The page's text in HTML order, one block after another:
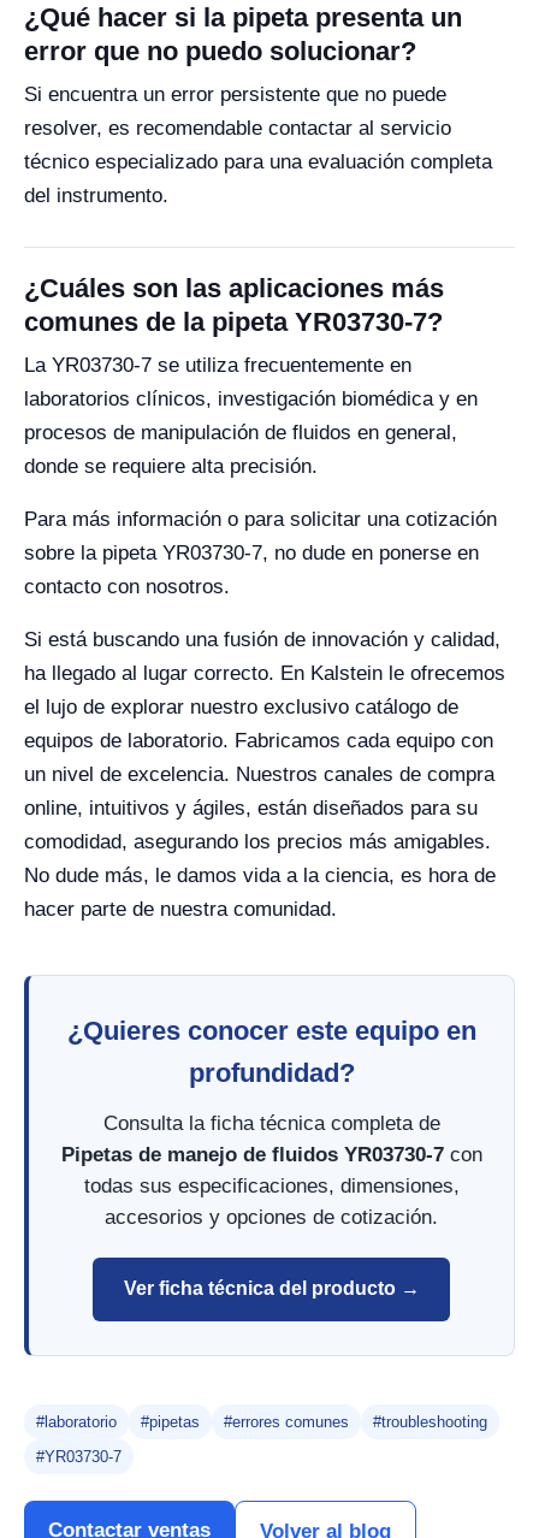
¿Qué hacer si la pipeta presenta un
error que no puedo solucionar?
Si encuentra un error persistente que no puede
resolver, es recomendable contactar al servicio
técnico especializado para una evaluación completa
del instrumento.
¿Cuáles son las aplicaciones más
comunes de la pipeta YR03730-7?
La YR03730-7 se utiliza frecuentemente en
laboratorios clínicos, investigación biomédica y en
procesos de manipulación de fluidos en general,
donde se requiere alta precisión.
Para más información o para solicitar una cotización
sobre la pipeta YR03730-7, no dude en ponerse en
contacto con nosotros.
Si está buscando una fusión de innovación y calidad,
ha llegado al lugar correcto. En Kalstein le ofrecemos
el lujo de explorar nuestro exclusivo catálogo de
equipos de laboratorio. Fabricamos cada equipo con
un nivel de excelencia. Nuestros canales de compra
online, intuitivos y ágiles, están diseñados para su
comodidad, asegurando los precios más amigables.
No dude más, le damos vida a la ciencia, es hora de
hacer parte de nuestra comunidad.
¿Quieres conocer este equipo en
profundidad?
Consulta la ficha técnica completa de
Pipetas de manejo de fluidos YR03730-7con
todas sus especificaciones, dimensiones,
accesorios y opciones de cotización.
Ver ficha técnica del producto →
#laboratorio #pipetas #errores comunes
#troubleshooting
#YR03730-7
Contactar ventas Volver al blog